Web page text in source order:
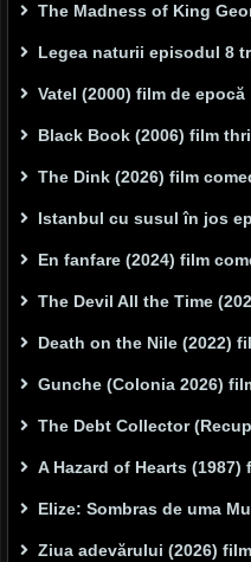
The Madness of King
Legea naturii episodul 8
Vatel (2000) film de epocă
Black Book (2006) film
The Dink (2026) film
Istanbul cu susul în jos
En fanfare (2024) film
The Devil All the Time
Death on the Nile (2022)
Gunche (Colonia 2026)
The Debt Collector
A Hazard of Hearts
Elize: Sombras de uma
Ziua adevărului (2026)